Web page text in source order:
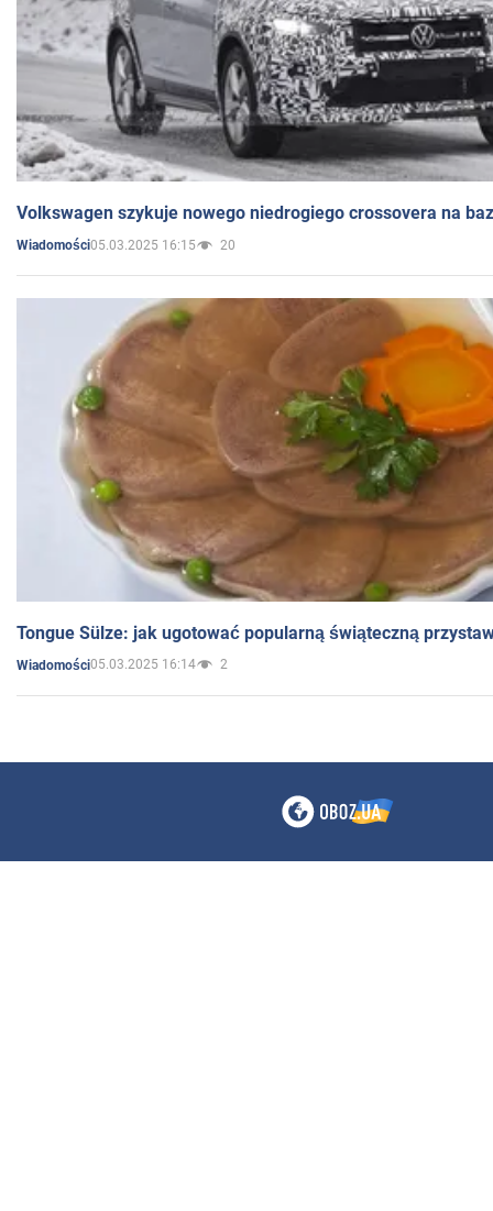
Volkswagen szykuje nowego niedrogiego crossovera na
Wiadomości05.03.2025 16:15 20
Tongue Sülze: jak ugotować popularną świąteczną
Wiadomości05.03.2025 16:14 2